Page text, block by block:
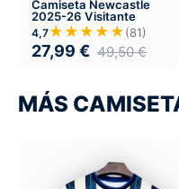
Camiseta Newcastle
2025-26 Visitante
4,7★★★★★(81)
27,99 € 49,50€
MÁS